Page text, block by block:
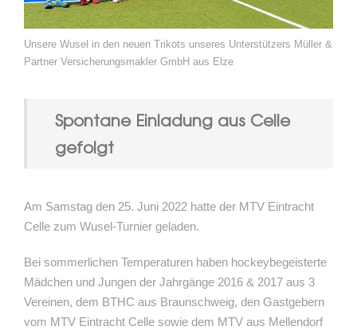
Unsere Wusel in den neuen Trikots unseres Unterstützers Müller &
Partner Versicherungsmakler GmbH aus Elze
Spontane Einladung aus Celle
gefolgt
Am Samstag den 25. Juni 2022 hatte der MTV Eintracht
Celle zum Wusel-Turnier geladen.
Bei sommerlichen Temperaturen haben hockeybegeisterte
Mädchen und Jungen der Jahrgänge 2016 & 2017 aus 3
Vereinen, dem BTHC aus Braunschweig, den Gastgebern
vom MTV Eintracht Celle sowie dem MTV aus Mellendorf